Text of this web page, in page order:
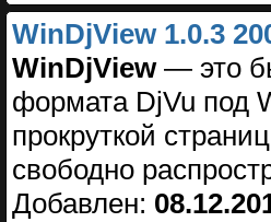
WinDjView 1.0.3
WinDjView — это
формата DjVu под
прокруткой
свободно
Добавлен: